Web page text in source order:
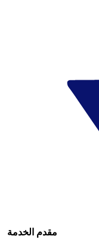
مقدم الخدمة